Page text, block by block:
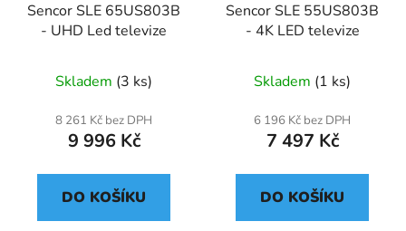
Sencor SLE 65US803B
- UHD Led televize
Skladem (3 ks)
8 261 Kč bez DPH
9 996 Kč
DO KOŠÍKU
Sencor SLE 55US803B
- 4K LED televize
Skladem (1 ks)
6 196 Kč bez DPH
7 497 Kč
DO KOŠÍKU